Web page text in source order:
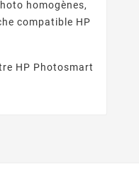
homogènes,
compatible HP
HP Photosmart